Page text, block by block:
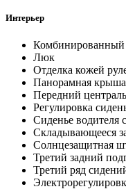
Интерьер
Комбинированный
Люк
Отделка кожей
Панорамная крыша
Передний
Регулировка
Сиденье водителя
Складывающееся
Солнцезащитная
Третий задний
Третий ряд